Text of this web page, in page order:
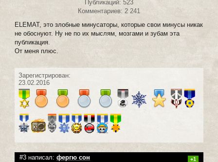
Публикаций: 523
Комментариев: 2 241
ELEMAT, это злобные минусаторы, которые свои минусы никак
не обоснуют. Ну не по их мыслям, мозгами и зубам эта
публикация.
От меня плюс.
Зарегистрирован:
23.02.2016
#3 написал: фергю сон +1